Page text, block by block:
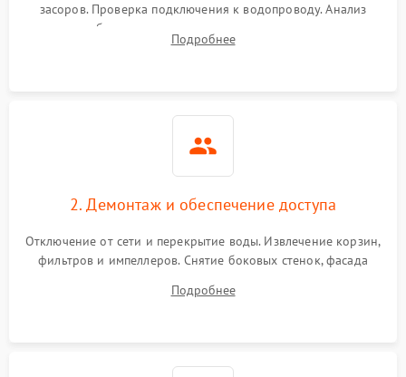
засоров. Проверка подключения к водопроводу. Анализ
жалоб на отсутствие слива, нагрева, вращения
разбрызгивателей или срабатывание системы защиты
Подробнее
2. Демонтаж и обеспечение доступа
Отключение от сети и перекрытие воды. Извлечение корзин,
фильтров и импеллеров. Снятие боковых стенок, фасада
циркуляционному насосу, ТЭНу и сливной помпе.
Подробнее